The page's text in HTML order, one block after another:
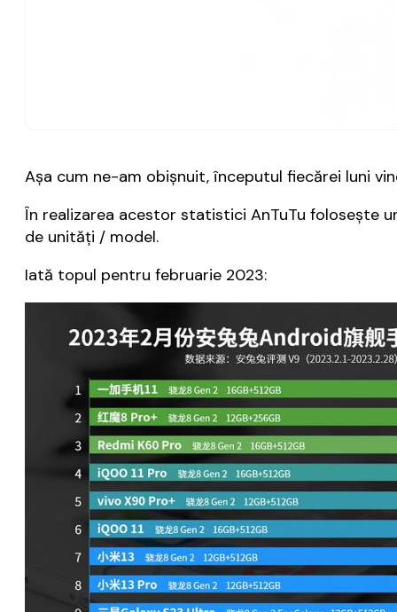
Aşa cum ne-am obişnuit, începutul fiecărei luni
În realizarea acestor statistici AnTuTu foloseşte
de unităţi / model.
Iată topul pentru februarie 2023: